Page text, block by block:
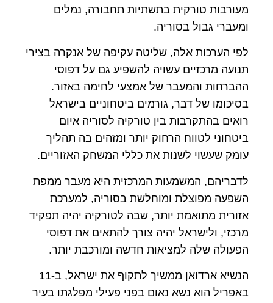
מעורבות טורקית בתשתיות תחבורה, נמלים
ומעברי גבול בסוריה.
לפי הערכות אלה, שליטה עקיפה של אנקרה בצירי
תנועה מרכזיים עשויה להשפיע גם על דפוסי
ההברחות והמעבר של אמצעי לחימה באזור.
בסיכומו של דבר, גורמים ביטחוניים בישראל
רואים בהתקרבות בין טורקיה לסוריה איום
ביטחוני לטווח הרחוק יותר ומזהים בה תהליך
עומק שעשוי לשנות את כללי המשחק האזוריים.
לדבריהם, המשמעות המרכזית היא מעבר ממפת
השפעה מפוצלת ומוחלשת בסוריה, למערכת
אזורית מתואמת יותר, שבה לטורקיה יהיה תפקיד
מרכזי, ולישראל יהיה צורך להתאים את דפוסי
הפעולה שלה למציאות חדשה ומורכבת יותר.
הנשיא ארדואן ממשיך לתקוף את ישראל, ב-11
באפריל הוא נשא נאום בפני פעילי מפלגתו בעיר